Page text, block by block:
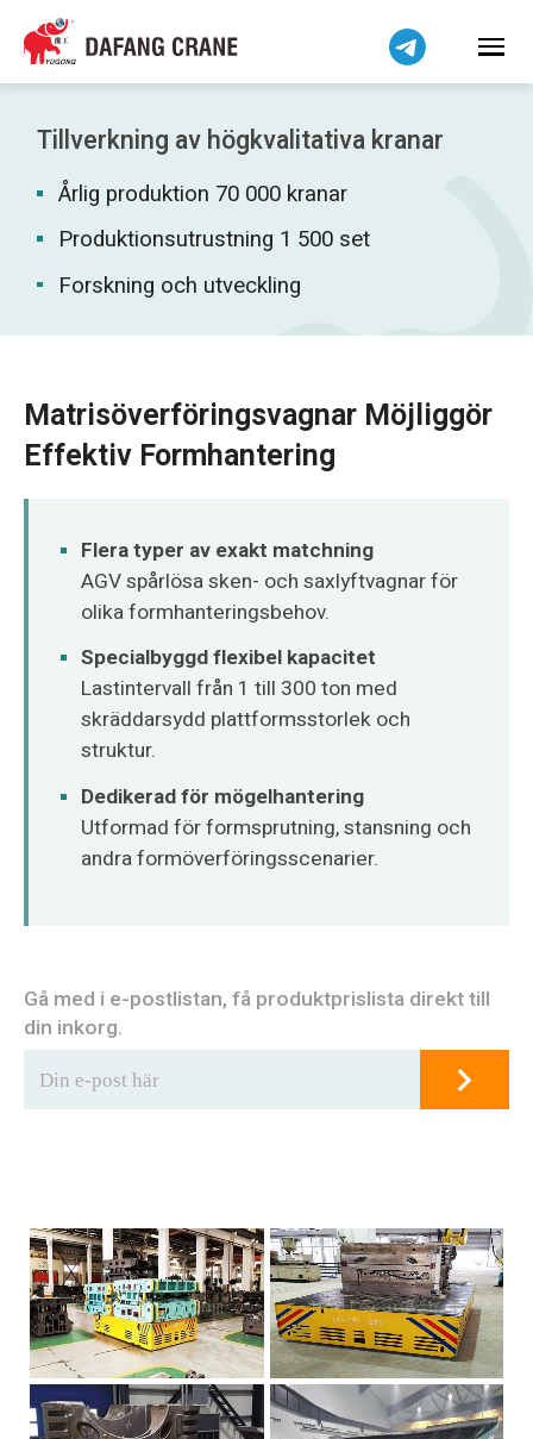
Tillverkning av högkvalitativa kranar
Årlig produktion 70 000 kranar
Produktionsutrustning 1 500 set
Forskning och utveckling
Matrisöverföringsvagnar Möjliggör
Effektiv Formhantering
Flera typer av exakt matchning
AGV spårlösa sken- och saxlyftvagnar för
olika formhanteringsbehov.
Specialbyggd flexibel kapacitet
Lastintervall från 1 till 300 ton med
skräddarsydd plattformsstorlek och
struktur.
Dedikerad för mögelhantering
Utformad för formsprutning, stansning och
andra formöverföringsscenarier.
Gå med i e-postlistan, få produktprislista direkt till
din inkorg.
Bahasa Indonesia
Bahasa Melayu
Tiếng Việt
简体中文
فارسی
Pilipino
اردو
Kiswahili
Dansk
Norsk
O‘zbekcha